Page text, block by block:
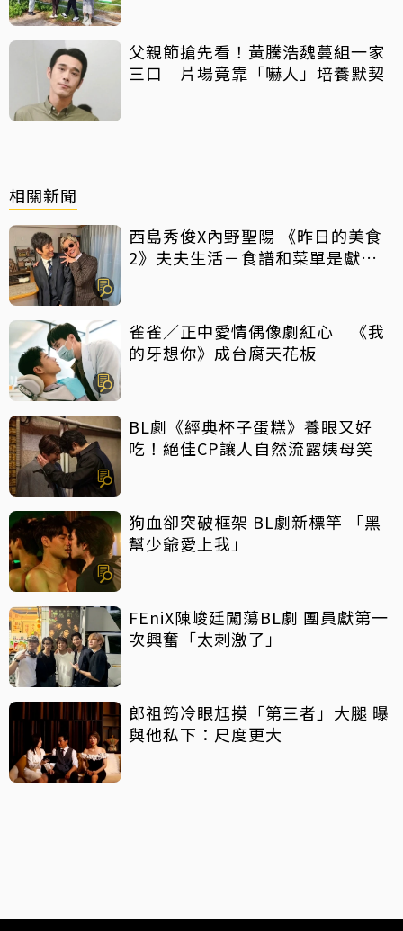
父親節搶先看！黃騰浩魏蔓組一家
三口 片場竟靠「嚇人」培養默契
相關新聞
西島秀俊X內野聖陽 《昨日的美食
2》夫夫生活－食譜和菜單是獻給
雀雀／正中愛情偶像劇紅心 《我
的牙想你》成台腐天花板
BL劇《經典杯子蛋糕》養眼又好
吃！絕佳CP讓人自然流露姨母笑
狗血卻突破框架 BL劇新標竿 「黑
幫少爺愛上我」
FEniX陳峻廷闖蕩BL劇 團員獻第一
次興奮「太刺激了」
郎祖筠冷眼尪摸「第三者」大腿 曝
與他私下：尺度更大